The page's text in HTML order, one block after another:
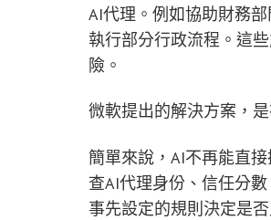
AI代理。例如協助財務
執行部分行政流程。這
險。
微軟提出的解決方案，
簡單來說，AI不再能直
查AI代理身份、信任分
事先設定的規則決定是否